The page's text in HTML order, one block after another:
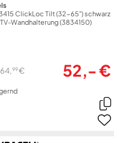
ClickLoc Tilt (32-65") schwarz
Wandhalterung (3834150)
64,99€ 52,- €